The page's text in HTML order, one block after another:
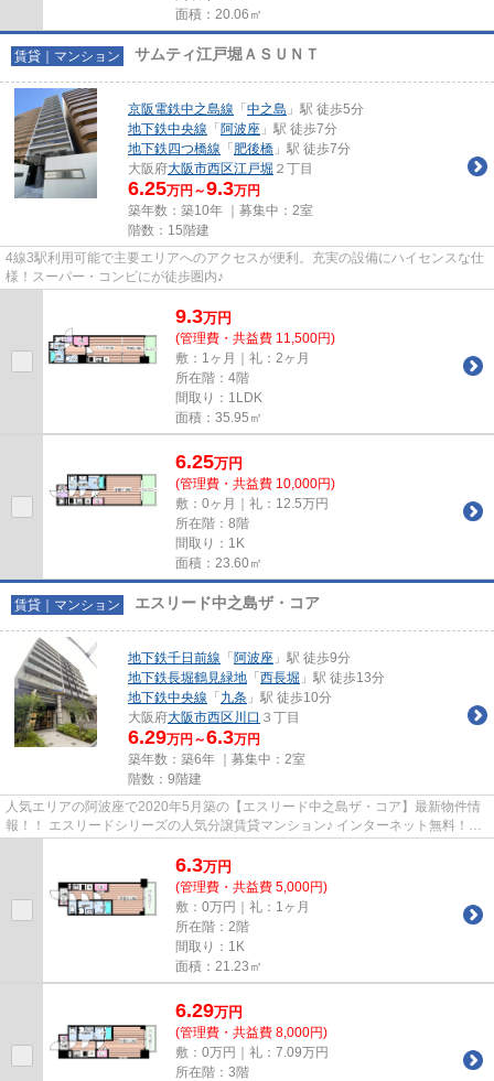
面積：20.06㎡
賃貸｜マンション サムティ江戸堀ＡＳＵＮＴ
京阪電鉄中之島線 「 中之島 」駅 徒歩5分
地下鉄中央線 「 阿波座 」駅 徒歩7分
地下鉄四つ橋線 「 肥後橋 」駅 徒歩7分
大阪府大阪市西区江戸堀 ２丁目
6.25万円～9.3万円
築年数：築10年 ｜募集中： 2室
階数：15階建
4線3駅利用可能で主要エリアへのアクセスが便利。充実の設備にハイセンスな仕
様！スーパー・コンビにが徒歩圏内♪
9.3万円
(管理費・共益費 11,500円)
敷：1ヶ月｜礼：2ヶ月
所在階：4階
間取り：1LDK
面積：35.95㎡
6.25万円
(管理費・共益費 10,000円)
敷：0ヶ月｜礼：12.5万円
所在階：8階
間取り：1K
面積：23.60㎡
賃貸｜マンション エスリード中之島ザ・コア
地下鉄千日前線 「 阿波座 」駅 徒歩9分
地下鉄長堀鶴見緑地 「 西長堀 」駅 徒歩13分
地下鉄中央線 「 九条 」駅 徒歩10分
大阪府大阪市西区 川口 ３丁目
6.29万円～6.3万円
築年数：築6年 ｜募集中： 2室
階数：9階建
人気エリアの阿波座で2020年5月築の【エスリード中之島ザ・コア】最新物件情
報！！ エスリードシリーズの人気分譲賃貸マンション♪ インターネット無料！ペ
6.3万円
(管理費・共益費 5,000円)
敷：0万円｜礼：1ヶ月
所在階：2階
間取り：1K
面積：21.23㎡
6.29万円
(管理費・共益費 8,000円)
敷：0万円｜礼：7.09万円
所在階：3階